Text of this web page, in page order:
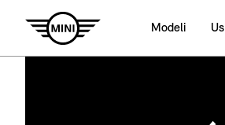
Modeli